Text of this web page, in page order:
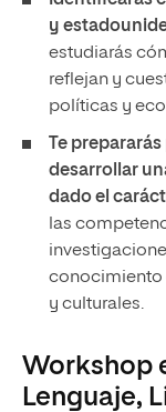
y
estudiarás
reflejan y
políticas y
Te
desarrollar
dado el
las
conocimiento
y culturales.
Workshop
Lenguaje,